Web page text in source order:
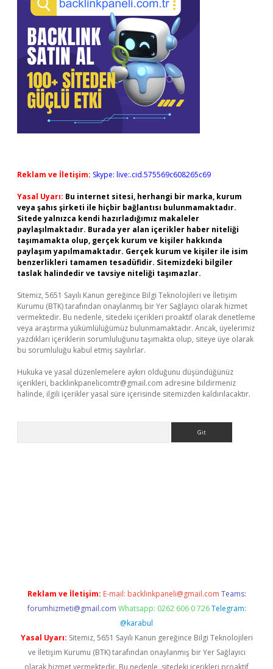
Reklam ve İletişim: Skype: live:.cid.575569c608265c69
Yasal Uyarı: Bu internet sitesi, herhangi bir marka, kurum
veya şahıs şirketi ile hiçbir bağlantısı bulunmamaktadır.
Sitede yalnızca kendi hazırladığımız makaleler
paylaşılmaktadır. Burada yer alan içerikler haber niteliği
taşımamakta olup, gerçek kurum ve kişiler hakkında
paylaşım yapılmamaktadır. Gerçek kurum ve kişiler ile isim
benzerlikleri tamamen tesadüfidir. Sitemizdeki bilgiler
taslak halindedir ve tavsiye niteliği taşımazlar.
Sitemiz, 5651 Sayılı Kanun gereğince Bilgi Teknolojileri ve İletişim
Kurumu (BTK) tarafından onaylanmış bir Yer Sağlayıcı olarak hizmet
vermektedir. Bu nedenle, sitedeki içerikleri proaktif olarak denetleme
veya araştırma yükümlülüğümüz bulunmamaktadır. Ancak, üyelerimiz
yazdıkları içeriklerin sorumluluğunu taşımakta olup, siteye üye olarak
bu sorumluluğu kabul etmiş sayılırlar.
Hukuka ve yasal düzenlemelere aykırı olduğunu düşündüğünüz
içerikleri, backlinkpanelicomtr@gmail.com adresine bildirmeniz
halinde, ilgili içerikler yasal süre içerisinde sitemizden kaldırılacaktır.
Reklam ve İletişim: E-mail: backlinkpaneli@gmail.com Teams:
forumhizmeti@gmail.com Whatsapp: 0262 606 0 726 Telegram:
@karabul
Yasal Uyarı: Sitemiz, 5651 Sayılı Kanun gereğince Bilgi Teknolojileri
ve İletişim Kurumu (BTK) tarafından onaylanmış bir Yer Sağlayıcı
olarak hizmet vermektedir. Bu nedenle, sitedeki içerikleri proaktif